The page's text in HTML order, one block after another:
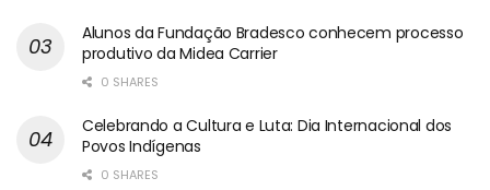
Alunos da Fundação Bradesco conhecem processo
produtivo da Midea Carrier
0 SHARES
Celebrando a Cultura e Luta: Dia Internacional dos
Povos Indígenas
0 SHARES